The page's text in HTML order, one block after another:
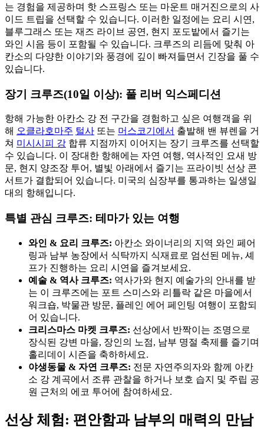
는 경험을 제공하며 핫 스프링스 또는 마운트 매거진으로의 사
이드 트립을 선택할 수 있습니다. 이러한 일정에는 요리 시연,
블루그래스 또는 재즈 라이브 공연, 현지 포도밭에서 즐기는
와인 시음 등이 포함될 수 있습니다. 크루즈의 리듬에 맞춰 아
칸소의 다양한 이야기와 풍경에 깊이 빠져들면서 긴장을 풀 수
있습니다.
장기 크루즈(10일 이상): 풀 리버 익스페디션
항해 가능한 아칸소 강 전 구간을 경험하고 싶은 여행객을 위
해 오클라호마주 털사 또는 머스코기에서 출발해 밴 뷰렌을 거
쳐 미시시피 강 합류 지점까지 이어지는 장기 크루즈를 선택할
수 있습니다. 이 장대한 항해에는 자연 여행, 역사적인 요새 방
문, 현지 양조장 투어, 별빛 아래에서 즐기는 프라이빗 선상 콘
서트가 결합되어 있습니다. 미국의 심장부를 통과하는 일생일
대의 항해입니다.
특별 관심 크루즈: 테마가 있는 여행
와인 & 요리 크루즈: 아칸소 와이너리의 지역 와인 페어
링과 남부 농장에서 식탁까지 식재료로 엄선된 메뉴, 셰
프가 진행하는 요리 시연을 즐겨보세요.
예술 & 역사 크루즈: 역사가와 현지 예술가의 안내를 받
는 이 크루즈에는 포트 스미스와 리틀락 같은 마을에서
워크숍, 박물관 방문, 플레인 에어 페인팅 여행이 포함되
어 있습니다.
크리스마스 마켓 크루즈: 선상에서 반짝이는 조명으로
장식된 강변 마을, 장인의 노점, 남부 명절 축제를 즐기며
홀리데이 시즌을 축하하세요.
야생동물 & 자연 크루즈: 전문 자연주의자와 함께 아칸
소 강 계곡에서 조류 관찰을 하거나 보호 습지 및 주립 공
원 근처의 에코 투어에 참여하세요.
선상 체험: 편안함과 남부의 매력의 만남